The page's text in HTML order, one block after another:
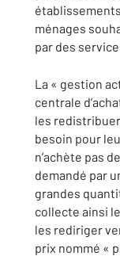
ménages
par des
La « gestion
centrale
les
besoin pour
n’achète pas
demandé par
grandes
collecte ainsi
les rediriger
prix nommé «